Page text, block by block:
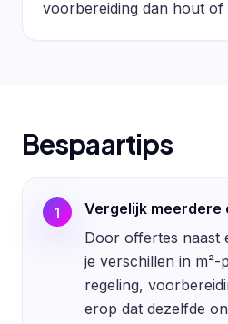
voorbereiding dan hout of
Bespaartips
1
Vergelijk meerdere
Door offertes naast
je verschillen in m²-
regeling,
erop dat dezelfde